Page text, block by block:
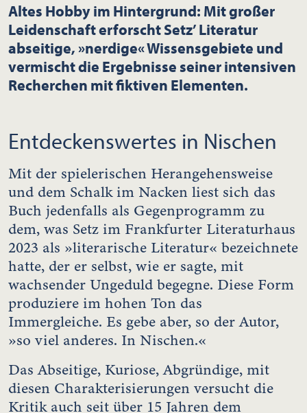
Altes Hobby im Hintergrund: Mit großer
Leidenschaft erforscht Setz’ Literatur
abseitige, »nerdige« Wissensgebiete und
vermischt die Ergebnisse seiner intensiven
Recherchen mit fiktiven Elementen.
Entdeckenswertes in Nischen
Mit der spielerischen Herangehensweise
und dem Schalk im Nacken liest sich das
Buch jedenfalls als Gegenprogramm zu
dem, was Setz im Frankfurter Literaturhaus
2023 als »literarische Literatur« bezeichnete
hatte, der er selbst, wie er sagte, mit
wachsender Ungeduld begegne. Diese Form
produziere im hohen Ton das
Immergleiche. Es gebe aber, so der Autor,
»so viel anderes. In Nischen.«
Das Abseitige, Kuriose, Abgründige, mit
diesen Charakterisierungen versucht die
Kritik auch seit über 15 Jahren dem